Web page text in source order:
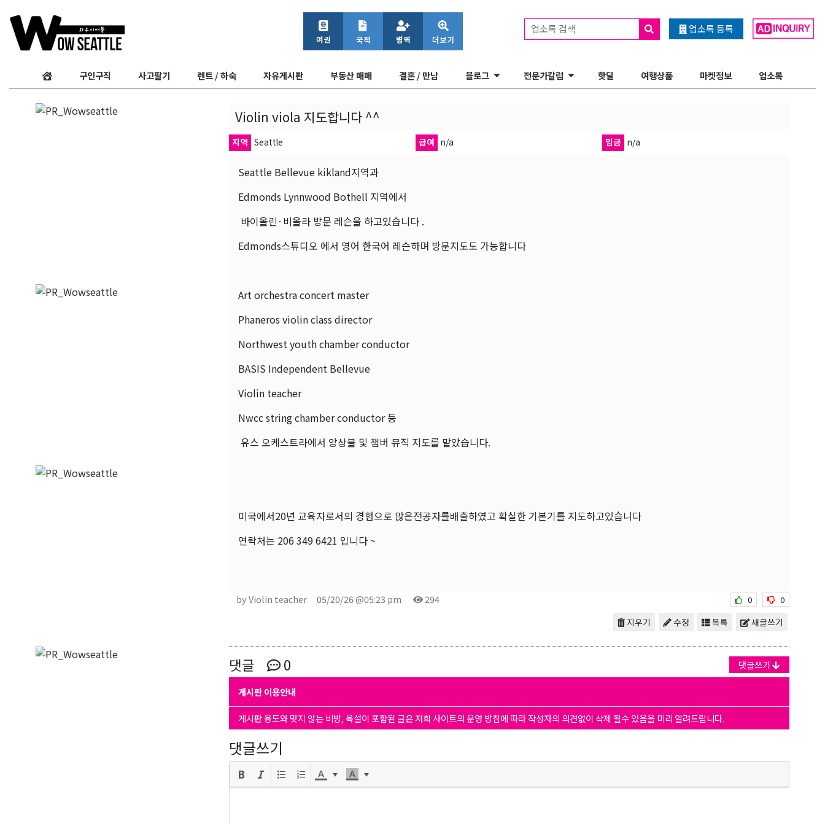
업소록 등록
업소록 검색
구인구직 사고팔기 렌트 / 하숙 자유게시판 부동산 매매 결혼 / 만남 블로그 전문가칼럼 핫딜 여행상품 마켓정보 업소록
Violin viola 지도합니다 ^^
지역 Seattle 급여 n/a 임금 n/a
Seattle Bellevue kikland지역과
Edmonds Lynnwood Bothell 지역에서
바이올린·비올라 방문 레슨을 하고있습니다 .
Edmonds스튜디오 에서 영어 한국어 레슨하며 방문지도도 가능합니다
Art orchestra concert master
Phaneros violin class director
Northwest youth chamber conductor
BASIS Independent Bellevue
Violin teacher
Nwcc string chamber conductor 등
유스 오케스트라에서 앙상블 및 챔버 뮤직 지도를 맡았습니다.
미국에서20년 교육자로서의 경험으로 많은전공자를배출하였고 확실한 기본기를 지도하고있습니다
연락처는 206 349 6421 입니다 ~
by Violin teacher 05/20/26 @05:23 pm 294 0 0
새글쓰기
목록
수정
지우기
댓글 0 댓글쓰기
게시판 이용안내
게시판 용도와 맞지 않는 비방, 욕설이 포함된 글은 저희 사이트의 운영 방침에 따라 작성자의 의견없이 삭제 될수 있음을 미리 알려드립니다.
댓글쓰기